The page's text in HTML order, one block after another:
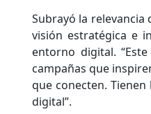
Subrayó la
visión estratégica e
entorno digital.
campañas que
que conecten.
digital”.